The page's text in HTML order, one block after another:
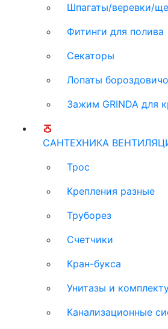
Шпагаты/веревки/
Фитинги для полива
Секаторы
Лопаты
Зажим GRINDA для
САНТЕХНИКА
Трос
Крепления разные
Труборез
Счетчики
Кран-букса
Унитазы и
Канализационные